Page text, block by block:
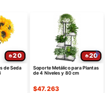
20
de Seda
20
Soporte Metálico para Plantas
de 4 Niveles y 80 cm
$47.263